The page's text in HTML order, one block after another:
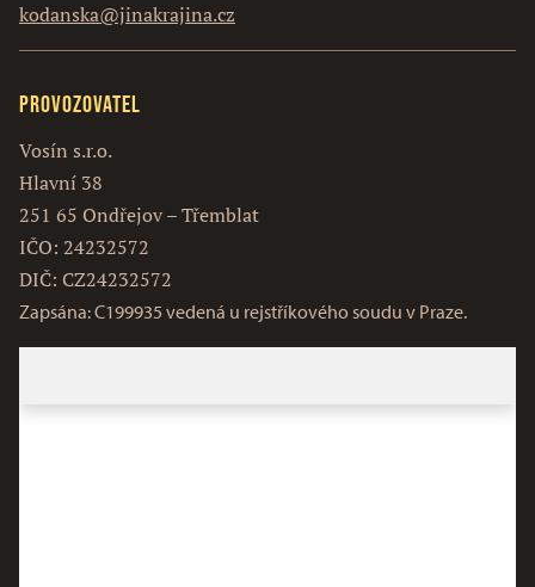
kodanska@jinakrajina.cz
Provozovatel
Vosín s.r.o.
Hlavní 38
251 65 Ondřejov – Třemblat
IČO: 24232572
DIČ: CZ24232572
Zapsána: C199935 vedená u rejstříkového soudu v Praze.